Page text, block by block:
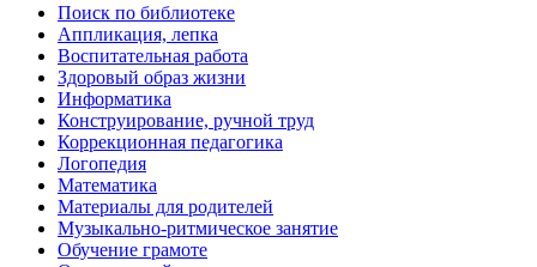
Поиск по библиотеке
Аппликация, лепка
Воспитательная работа
Здоровый образ жизни
Информатика
Конструирование, ручной труд
Коррекционная педагогика
Логопедия
Математика
Материалы для родителей
Музыкально-ритмическое занятие
Обучение грамоте